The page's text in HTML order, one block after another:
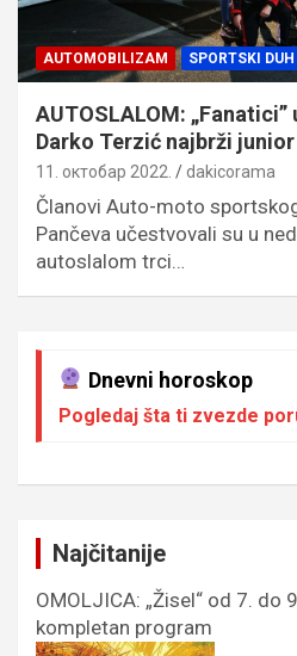
AUTOMOBILIZAM SPORTSKI DUH
AUTOSLALOM:
Darko Terzić najbrži junior
11. октобар 2022. dakicorama
Članovi Auto-moto
Pančeva učestvovali su u
autoslalom trci…
Dnevni horoskop
Pogledaj šta ti zvezde
Najčitanije
OMOLJICA: „Žisel“ od 7. do
kompletan program